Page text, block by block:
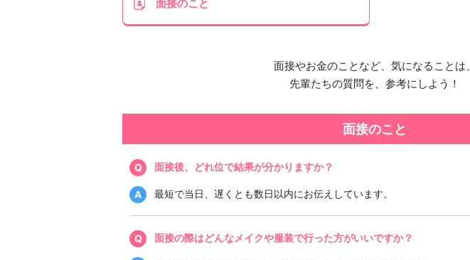
面接のこと
面接やお金のことなど、気になることは、
先輩たちの質問を、参考にしよう！
面接のこと
面接後、どれ位で結果が分かりますか？
最短で当日、遅くとも数日以内にお伝えしています。
面接の際はどんなメイクや服装で行った方がいいですか？